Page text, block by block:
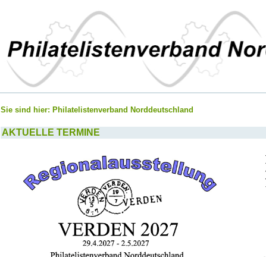
Sie sind hier: Philatelistenverband Norddeutschland
AKTUELLE TERMINE